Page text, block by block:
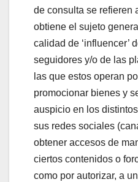
de consulta se refieren
obtiene el sujeto
calidad de ‘influencer’
seguidores y/o de las
las que estos operan
promocionar bienes y
auspicio en los
sus redes sociales
obtener accesos de
ciertos contenidos o
como por autorizar, a